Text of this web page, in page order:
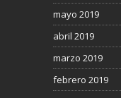
mayo 2019
abril 2019
marzo 2019
febrero 2019